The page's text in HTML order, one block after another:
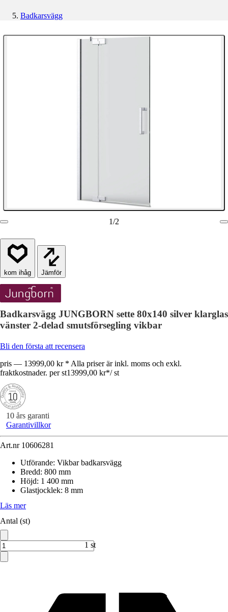
Badkarsvägg
1/2
Jämför
Badkarsvägg JUNGBORN sette 80x140 silver klarglas
vänster 2-delad smutsförsegling vikbar
Bli den första att recensera
pris — 13999,00 kr * Alla priser är inkl. moms och exkl.
fraktkostnader. per st13999,00 kr*/ st
10 års garanti
Garantivillkor
Art.nr 10606281
Utförande: Vikbar badkarsvägg
Bredd: 800 mm
Höjd: 1 400 mm
Glastjocklek: 8 mm
Läs mer
Antal (st)
1 st